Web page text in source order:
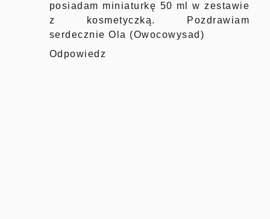
posiadam miniaturkę 50 ml w zestawie
z kosmetyczką. Pozdrawiam
serdecznie Ola (Owocowysad)
Odpowiedz